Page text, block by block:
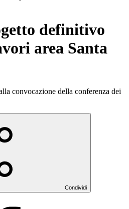
definitivo
area Santa
convocazione della conferenza dei
Condividi